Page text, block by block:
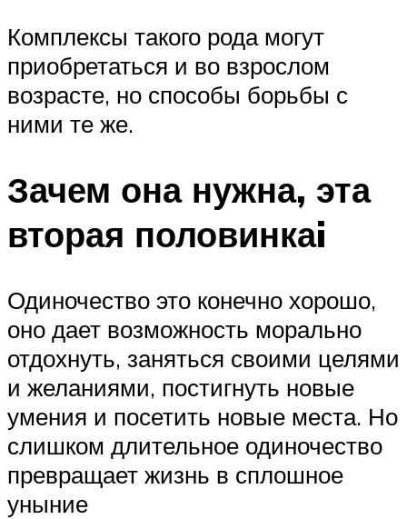
Комплексы такого рода могут
приобретаться и во взрослом
возрасте, но способы борьбы с
ними те же.
Зачем она нужна, эта
вторая половинкаi
Одиночество это конечно хорошо,
оно дает возможность морально
отдохнуть, заняться своими целями
и желаниями, постигнуть новые
умения и посетить новые места. Но
слишком длительное одиночество
превращает жизнь в сплошное
уныние